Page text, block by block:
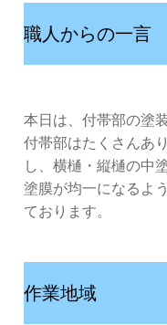
職人からの一言
本日は、付帯部の塗
付帯部はたくさんあ
し、横樋・縦樋の中
塗膜が均一になるよ
ております。
作業地域